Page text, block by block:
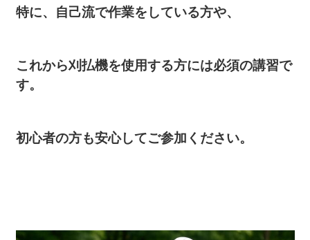
特に、自己流で作業をしている方や、
これから刈払機を使用する方には必須の講習で
す。
初心者の方も安心してご参加ください。